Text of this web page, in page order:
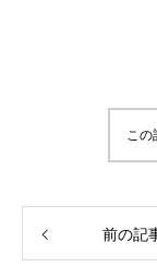
この
前の記